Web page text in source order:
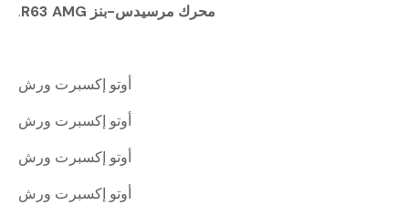
محرك مرسيدس-بنز R63 AMG
.
أوتو إكسبرت ورش
أوتو إكسبرت ورش
أوتو إكسبرت ورش
أوتو إكسبرت ورش